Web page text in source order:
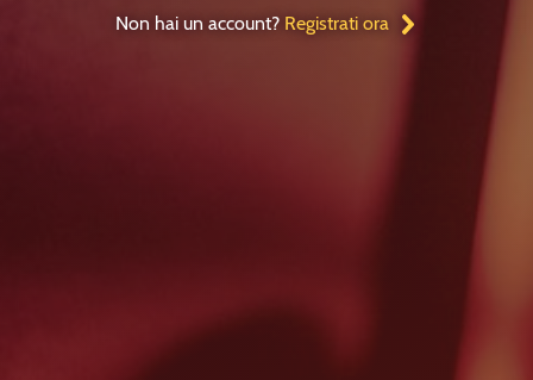
Non hai un account? Registrati ora